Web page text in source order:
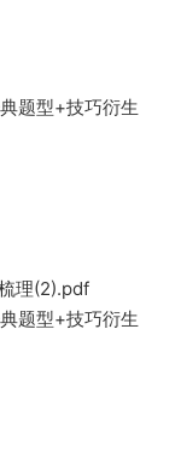
题型+技巧衍生
理(2).pdf
题型+技巧衍生